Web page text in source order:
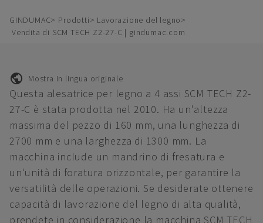
GINDUMAC Prodotti
Lavorazione del legno
Vendita di SCM TECH Z2-27-C | gindumac.com
Mostra in lingua originale
Questa alesatrice per legno a 4 assi SCM TECH Z2-
27-C è stata prodotta nel 2010. Ha un'altezza
massima del pezzo di 160 mm, una lunghezza di
2700 mm e una larghezza di 1300 mm. La
macchina include un mandrino di fresatura e
un'unità di foratura orizzontale, per garantire la
versatilità delle operazioni. Se desiderate ottenere
capacità di lavorazione del legno di alta qualità,
prendete in considerazione la macchina SCM TECH